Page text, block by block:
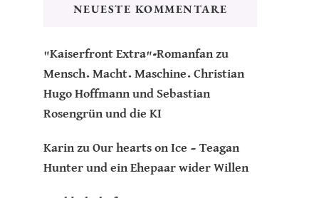
NEUESTE KOMMENTARE
"Kaiserfront Extra"-Romanfan zu
Mensch. Macht. Maschine. Christian
Hugo Hoffmann und Sebastian
Rosengrün und die KI
Karin zu Our hearts on Ice – Teagan
Hunter und ein Ehepaar wider Willen